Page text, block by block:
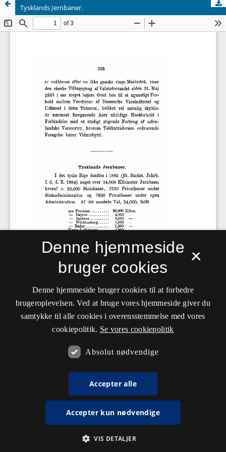
Tysklands Jernbaner.
×
Denne hjemmeside
bruger cookies
Denne hjemmeside bruger cookies til at forbedre
brugeroplevelsen. Ved at bruge vores hjemmeside giver du
samtykke til alle cookies i overensstemmelse med vores
cookiepolitik. Se vores cookiepolitik
Absolut nødvendige
Accepter alle
Accepter kun nødvendige
VIS DETALJER